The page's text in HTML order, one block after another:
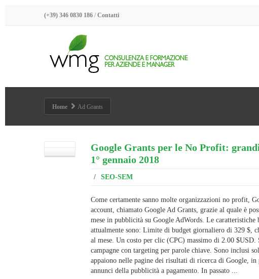
(+39) 346 0830 186 / Contatti
Home Ad Grants
Google Grants per le No Profit:
1° gennaio 2018
/ SEO-SEM
Come certamente sanno molte organizzazioni no profit,
account, chiamato Google Ad Grants, grazie al quale è
mese in pubblicità su Google AdWords. Le caratteristiche
attualmente sono: Limite di budget giornaliero di 329 $,
al mese. Un costo per clic (CPC) massimo di 2.00 $USD.
campagne con targeting per parole chiave. Sono inclusi
appaiono nelle pagine dei risultati di ricerca di Google,
annunci della pubblicità a pagamento. In passato ...